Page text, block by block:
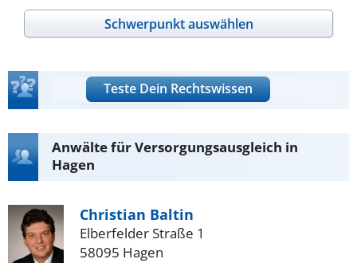
Schwerpunkt auswählen
Teste Dein Rechtswissen
Anwälte für Versorgungsausgleich in
Hagen
Christian Baltin
Elberfelder Straße 1
58095 Hagen